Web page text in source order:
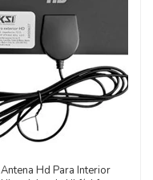
Antena Hd Para Interior